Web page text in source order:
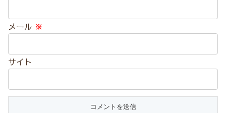
メール ※
サイト